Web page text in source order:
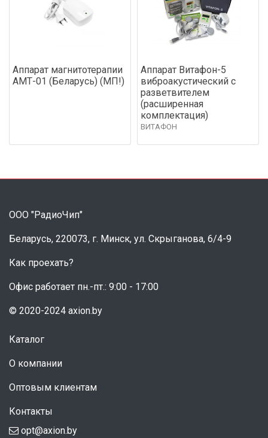
Аппарат магнитотерапии
АМТ-01 (Беларусь) (МП!)
Аппарат Витафон-5
виброакустический с
разветвителем
(расширенная
комплектация)
ВИТАФОН
ООО "РадиоЧип"
Беларусь, 220073, г. Минск, ул. Скрыганова, 6/4-9
Как проехать?
Офис работает пн.-пт.: 9:00 - 17:00
© 2020-2024 axion.by
Каталог
О компании
Оптовым клиентам
Контакты
opt@axion.by